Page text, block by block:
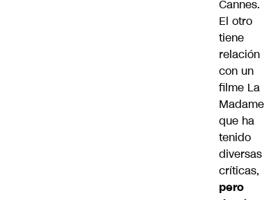
Cannes.
El otro
tiene
relación
con un
filme La
Madame
que ha
tenido
diversas
críticas,
pero